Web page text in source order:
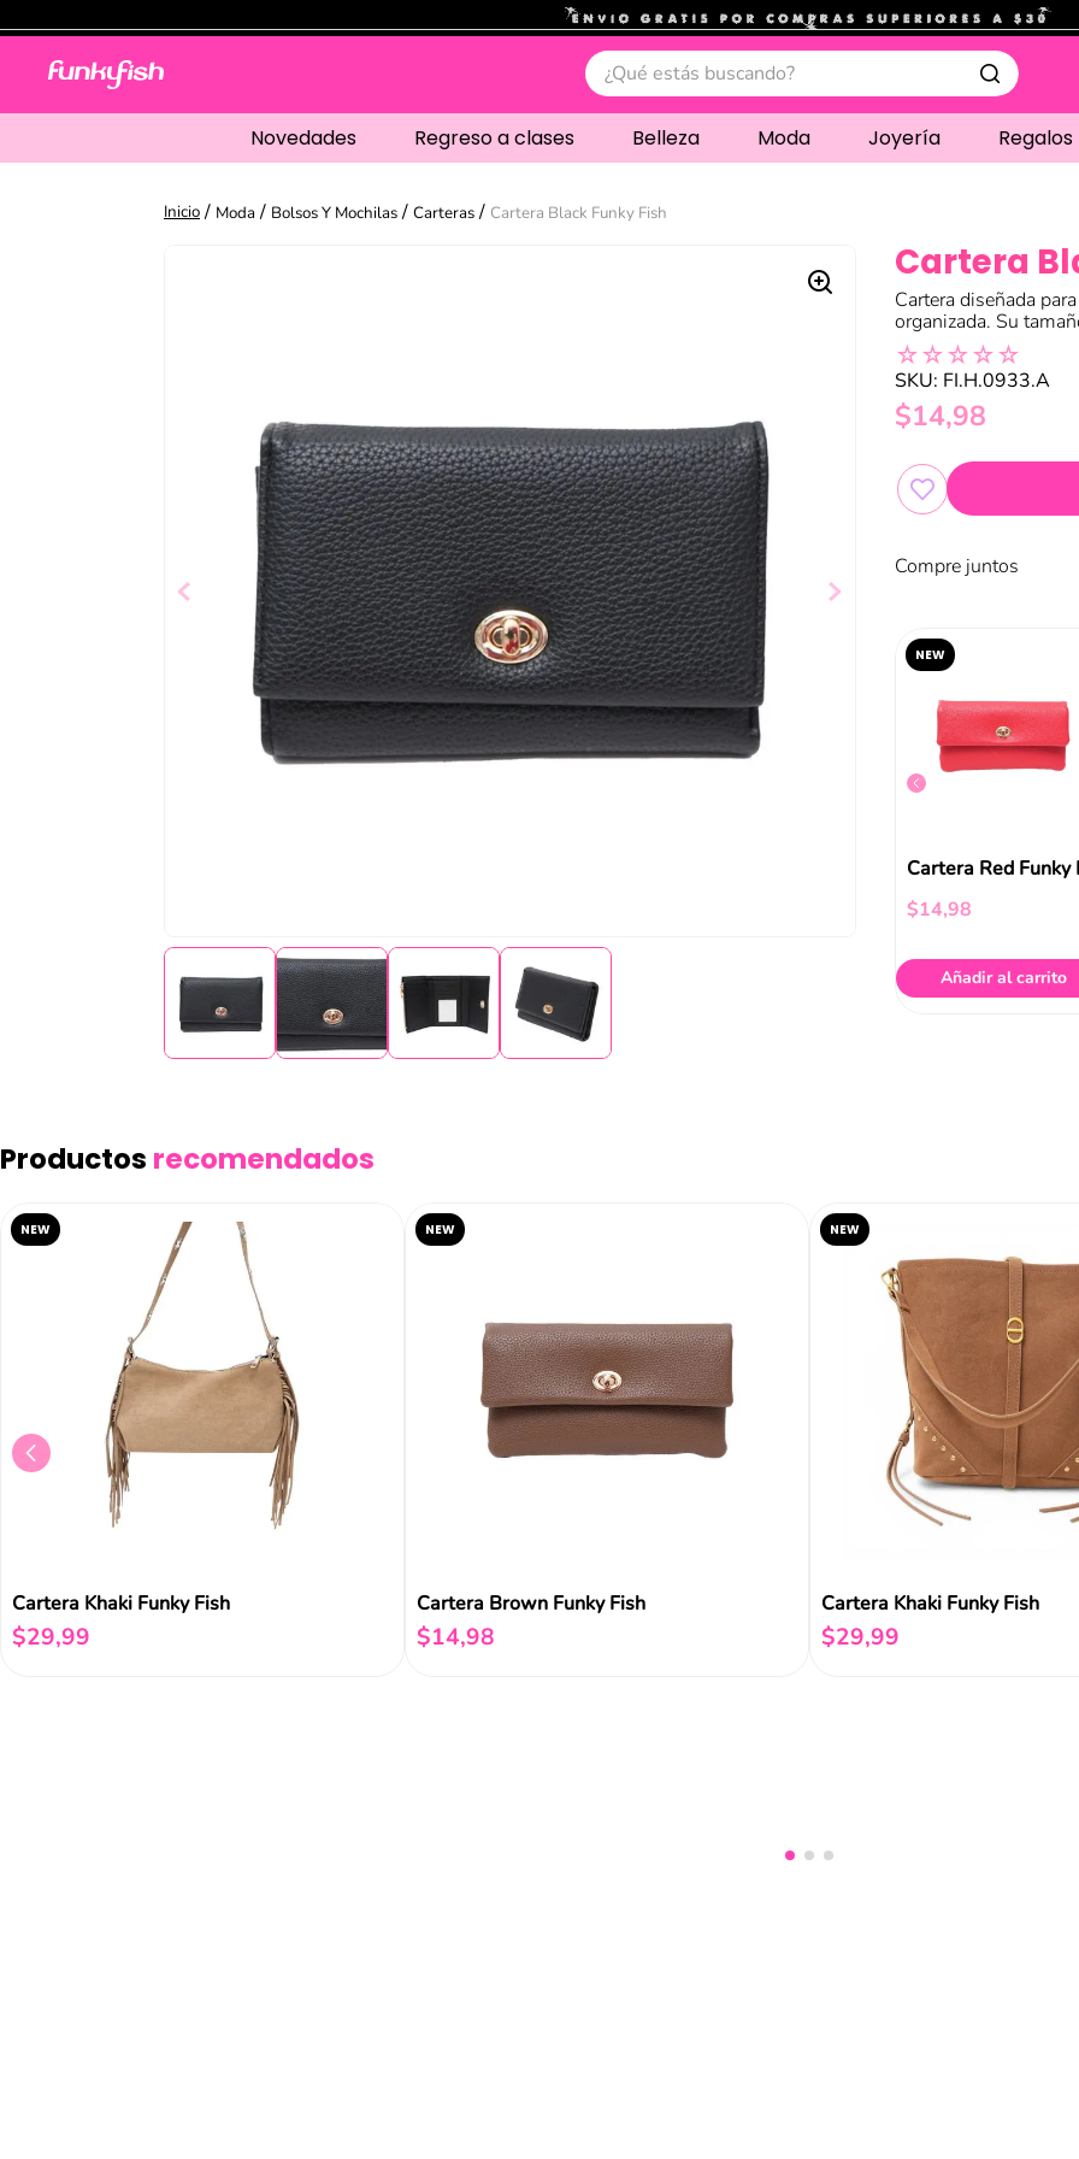
.
¿Qué estás buscando?
Novedades Regreso a clases Belleza Moda Joyería Regalos
Moda Bolsos Y Mochilas Carteras Cartera Black Funky Fish
Cartera
Cartera diseñada
organizada. Su
☆☆☆☆☆
SKU: FI.H.0933.A
$14,98
Compre juntos
Cartera Funky Fish Negro
$19,99
Añadir al carrito
$29,99
NEW
$14,98
Añadir al carrito
Productos recomendados
NEW
Cartera Khaki Funky Fish
$29,99
NEW
Cartera Brown Funky Fish
$14,98
NEW
Cartera Khaki Funky Fish
$29,99